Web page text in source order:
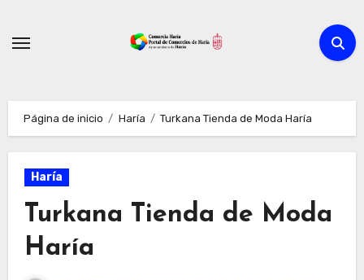
Página de inicio Haría Turkana Tienda de Moda Haría
Haría
Turkana Tienda de Moda
Haría